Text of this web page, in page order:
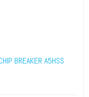
BREAKER A5HSS